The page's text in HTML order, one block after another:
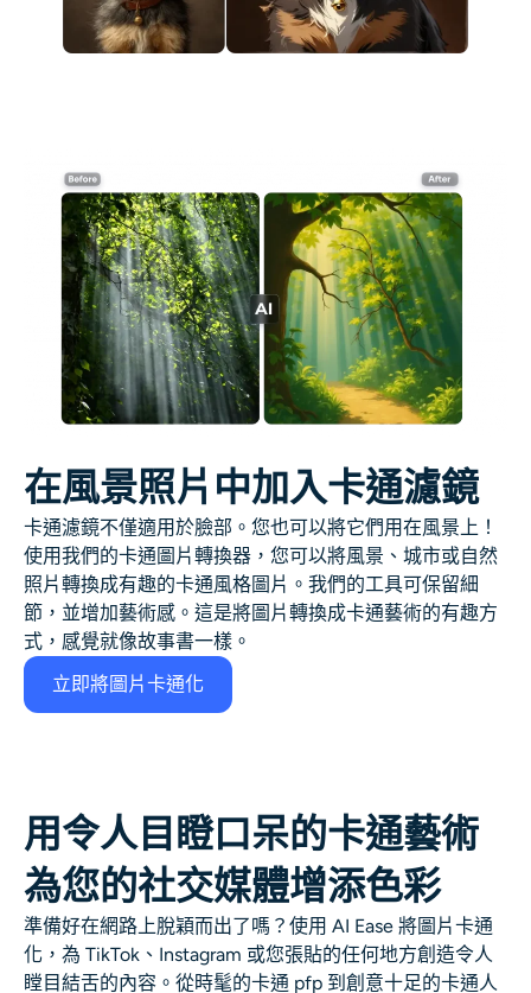
在風景照片中加入卡通濾鏡
卡通濾鏡不僅適用於臉部。您也可以將它們用在風景上！
使用我們的卡通圖片轉換器，您可以將風景、城市或自然
照片轉換成有趣的卡通風格圖片。我們的工具可保留細
節，並增加藝術感。這是將圖片轉換成卡通藝術的有趣方
式，感覺就像故事書一樣。
立即將圖片卡通化
用令人目瞪口呆的卡通藝術
為您的社交媒體增添色彩
準備好在網路上脫穎而出了嗎？使用 AI Ease 將圖片卡通
化，為 TikTok、Instagram 或您張貼的任何地方創造令人
瞠目結舌的內容。從時髦的卡通 pfp 到創意十足的卡通人